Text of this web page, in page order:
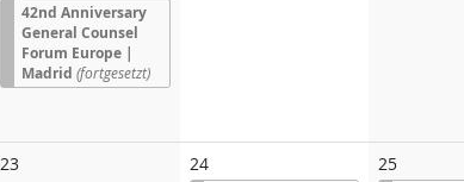
42nd Anniversary
General Counsel
Forum Europe |
Madrid (fortgesetzt)
23Keine
24 25